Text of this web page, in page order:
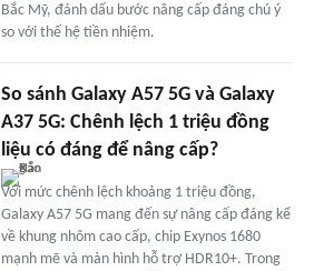
Bắc Mỹ, đánh dấu bước nâng cấp đáng chú ý
so với thế hệ tiền nhiệm.
So sánh Galaxy A57 5G và Galaxy
A37 5G: Chênh lệch 1 triệu đồng
liệu có đáng để nâng cấp?
Với mức chênh lệch khoảng 1 triệu đồng,
Galaxy A57 5G mang đến sự nâng cấp đáng kể
về khung nhôm cao cấp, chip Exynos 1680
mạnh mẽ và màn hình hỗ trợ HDR10+. Trong